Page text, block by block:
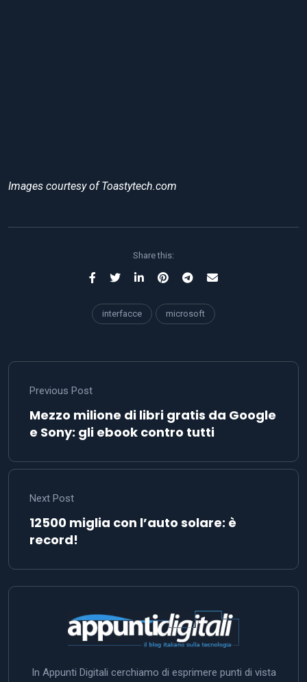
Images courtesy of Toastytech.com
Share this:
interfacce microsoft
Previous Post
Mezzo milione di libri gratis da Google
e Sony: gli ebook contro tutti
Next Post
12500 miglia con l’auto solare: è
record!
In Appunti Digitali cerchiamo di esprimere punti di vista